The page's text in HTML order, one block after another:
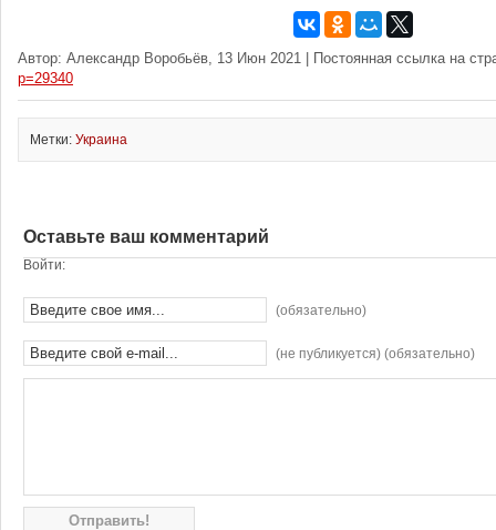
Автор: Александр Воробьёв, 13 Июн 2021 | Постоянная ссылка на
p=29340
Метки: Украина
Оставьте ваш комментарий
Войти:
(обязательно)
(не публикуется) (обязательно)